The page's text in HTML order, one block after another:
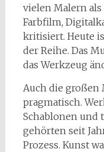
vielen Malern
Farbfilm,
kritisiert. Heute
der Reihe. Das
das Werkzeug
Auch die großen
pragmatisch.
Schablonen und
gehörten seit
Prozess. Kunst